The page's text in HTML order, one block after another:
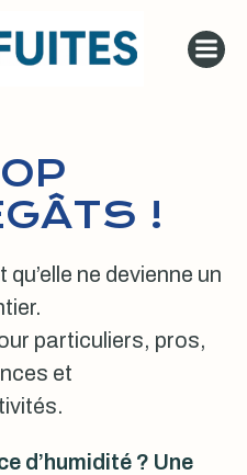
au
contenu
!
ne devienne un
particuliers, pros,
et
d’humidité ? Une